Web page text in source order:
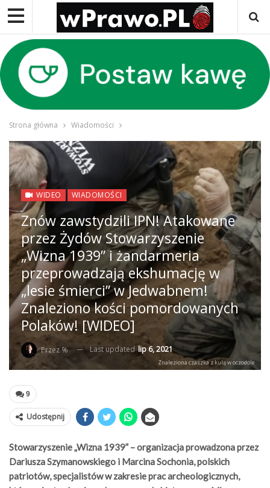
Strona główna Wiadomości
WIDEO WIADOMOŚCI
Znów zawstydzili IPN! Atakowane
przez Żydów Stowarzyszenie
„Wizna 1939” i żandarmeria
przeprowadzają ekshumację w
„lesie śmierci” w Jedwabnem!
Znaleziono kości pomordowanych
Polaków! [WIDEO]
Przez % Last updatedlip 6, 2021
Znaleziona czaszka z kulą w oczodole
9
Udostępnij
Stowarzyszenie „Wizna 1939” – organizacja prowadzona przez
Dariusza Szymanowskiego i Marcina Sochonia, polskich
patriotów, specjalistów w zakresie prac archeologicznych,